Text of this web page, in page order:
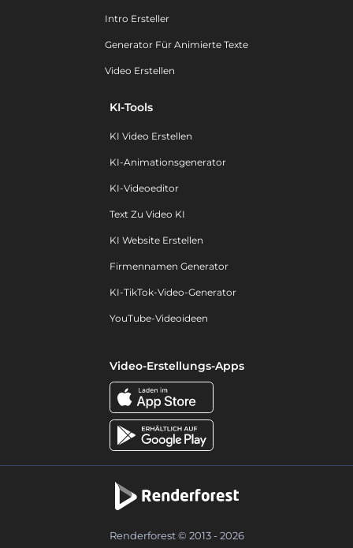
Intro Ersteller
Generator Für Animierte Texte
Video Erstellen
KI-Tools
KI Video Erstellen
KI-Animationsgenerator
KI-Videoeditor
Text Zu Video KI
KI Website Erstellen
Firmennamen Generator
KI-TikTok-Video-Generator
YouTube-Videoideen
Video-Erstellungs-Apps
Renderforest © 2013 - 2026